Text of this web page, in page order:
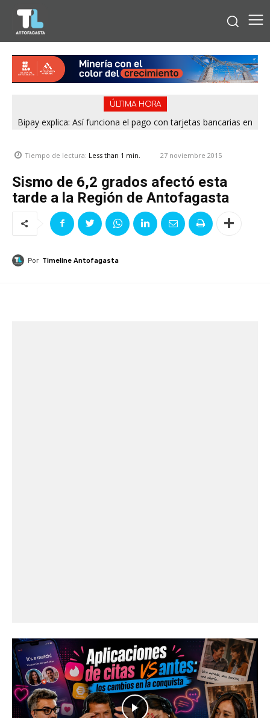
ÚLTIMA HORA
Bipay explica: Así funciona el pago con tarjetas bancarias en
Tiempo de lectura: Less than 1 min. 27 noviembre 2015
Sismo de 6,2 grados afectó esta
tarde a la Región de Antofagasta
Por Timeline Antofagasta